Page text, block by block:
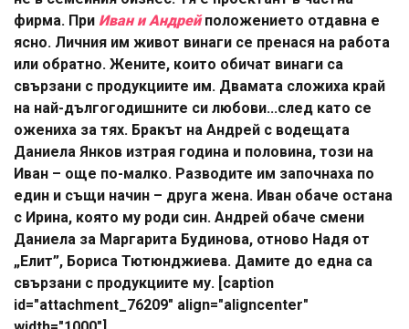
фирма. При Иван и Андрей положението отдавна е
ясно. Личния им живот винаги се пренася на работа
или обратно. Жените, които обичат винаги са
свързани с продукциите им. Двамата сложиха край
на най-дългогодишните си любови...след като се
ожениха за тях. Бракът на Андрей с водещата
Даниела Янков изтрая година и половина, този на
Иван – още по-малко. Разводите им започнаха по
един и същи начин – друга жена. Иван обаче остана
с Ирина, която му роди син. Андрей обаче смени
Даниела за Маргарита Будинова, отново Надя от
„Елит”, Бориса Тютюнджиева. Дамите до една са
свързани с продукциите му. [caption
id="attachment_76209" align="aligncenter"